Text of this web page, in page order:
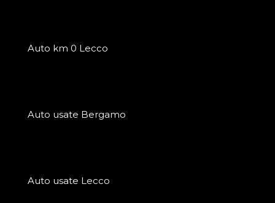
Auto km 0 Lecco
Auto usate Bergamo
Auto usate Lecco